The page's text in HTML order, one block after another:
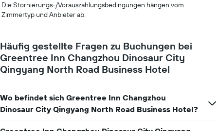
Die Stornierungs-/Vorauszahlungsbedingungen hängen vom
Zimmertyp und Anbieter ab.
Häufig gestellte Fragen zu Buchungen bei
Greentree Inn Changzhou Dinosaur City
Qingyang North Road Business Hotel
Wo befindet sich Greentree Inn Changzhou
Dinosaur City Qingyang North Road Business Hotel?